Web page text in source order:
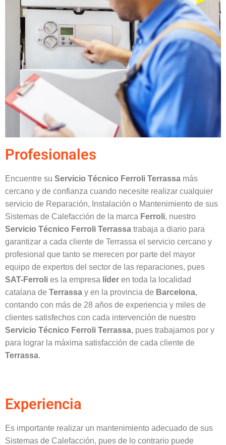
Profesionales
Encuentre su Servicio Técnico Ferroli Terrassa más
cercano y de confianza cuando necesite realizar cualquier
servicio de Reparación, Instalación o Mantenimiento de sus
Sistemas de Calefacción de la marca Ferroli, nuestro
Servicio Técnico Ferroli Terrassa trabaja a diario para
garantizar a cada cliente de Terrassa el servicio cercano y
profesional que tanto se merecen por parte del mayor
equipo de expertos del sector de las reparaciones, pues
SAT-Ferroli es la empresa líder en toda la localidad
catalana de Terrassa y en la provincia de Barcelona,
contando con más de 28 años de experiencia y miles de
clientes satisfechos con cada intervención de nuestro
Servicio Técnico Ferroli Terrassa, pues trabajamos por y
para lograr la máxima satisfacción de cada cliente de
Terrassa.
Experiencia
Es importante realizar un mantenimiento adecuado de sus
Sistemas de Calefacción, pues de lo contrario puede